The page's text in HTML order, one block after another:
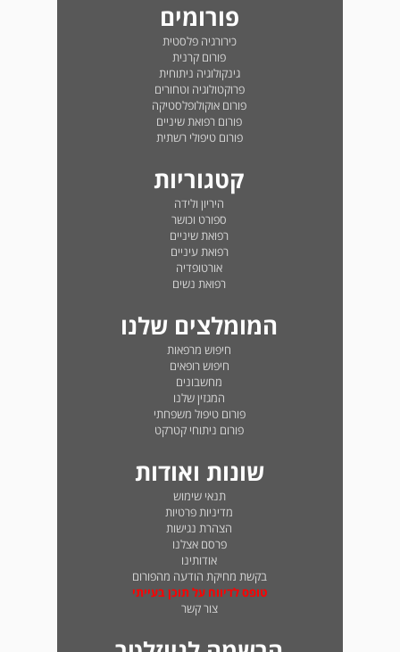
פורומים
כירורגיה פלסטית
פורום קרנית
גינקולוגיה ניתוחית
פרוקטולוגיה וטחורים
פורום אוקולופלסטיקה
פורום רפואת שיניים
פורום טיפולי רשתית
קטגוריות
היריון ולידה
ספורט וכושר
רפואת שיניים
רפואת עיניים
אורטופדיה
רפואת נשים
המומלצים שלנו
חיפוש מרפאות
חיפוש רופאים
מחשבונים
המגזין שלנו
פורום טיפול משפחתי
פורום ניתוחי קטרקט
שונות ואודות
תנאי שימוש
מדיניות פרטיות
הצהרת נגישות
פרסם אצלנו
אודותינו
בקשת מחיקת הודעה מהפורום
טופס לדיווח על תוכן בעייתי
צור קשר